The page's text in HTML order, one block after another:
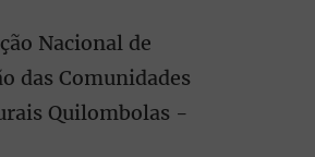
Nacional de
das Comunidades
Quilombolas -